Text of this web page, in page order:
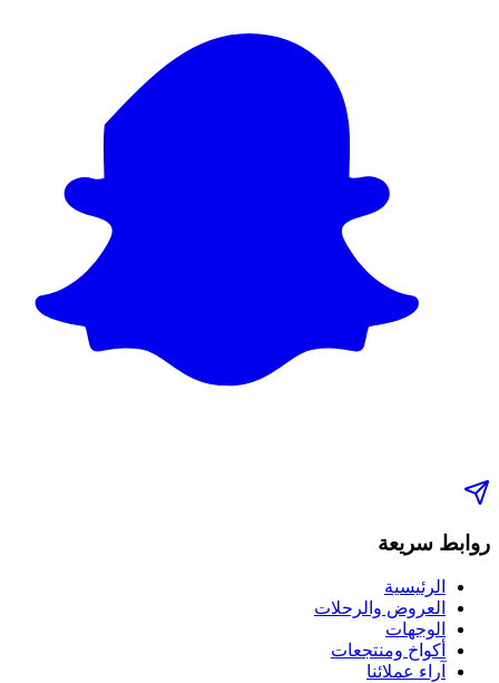
روابط سريعة
الرئيسية
العروض والرحلات
الوجهات
أكواخ ومنتجعات
آراء عملائنا